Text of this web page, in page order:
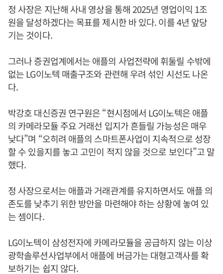
정 사장은 지난해 사내 영상을 통해 2025년 영업이익 1조
원을 달성하겠다는 목표를 제시한 바 있다. 이를 4년 앞당
기는 것이다.
그러나 증권업계에서는 애플의 사업전략에 휘둘릴 수밖에
없는 LG이노텍 매출구조와 관련해 우려 섞인 시선도 나온
다.
박강호 대신증권 연구원은 “현시점에서 LG이노텍은 애플
의 카메라모듈 주요 거래선 입지가 흔들릴 가능성은 매우
낮다”며 “오히려 애플의 스마트폰사업이 지속적으로 성장
할 수 있을지를 놓고 고민이 적지 않을 것으로 보인다”고 말
했다.
정 사장으로서는 애플과 거래관계를 유지하면서도 애플 의
존도를 낮추기 위한 방안을 마련해야 하는 상황에 놓여 있
는 셈이다.
LG이노텍이 삼성전자에 카메라모듈을 공급하지 않는 이상
광학솔루션사업부에서 애플에 버금가는 대형고객사를 확
보하기는 쉽지 않다.